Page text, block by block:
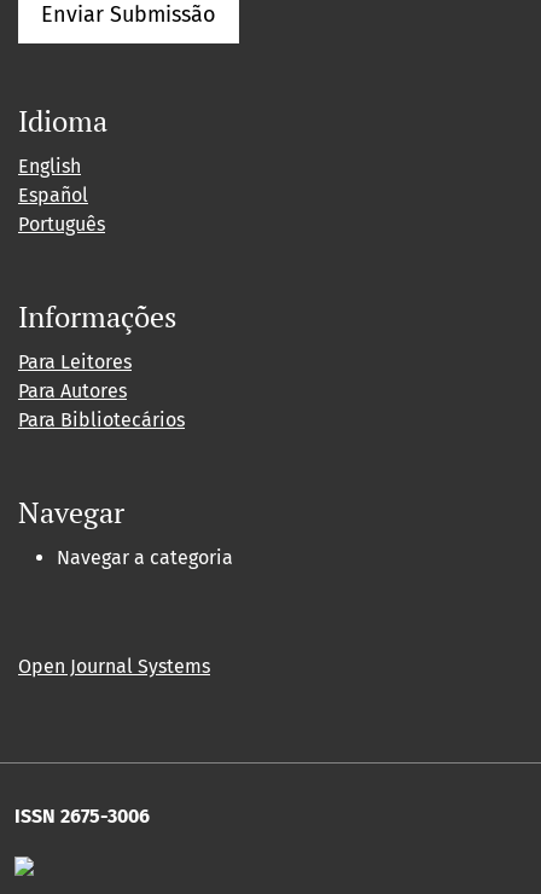
Enviar Submissão
Idioma
English
Español
Português
Informações
Para Leitores
Para Autores
Para Bibliotecários
Navegar
Navegar a categoria
Open Journal Systems
ISSN 2675-3006